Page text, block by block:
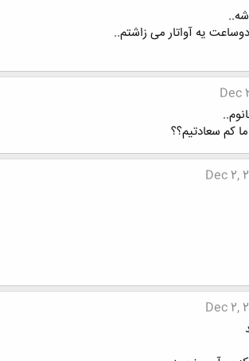
یه آواتار می زاشتم..
Dec
کم سعادتیم؟؟
Dec 2,
Dec 2,